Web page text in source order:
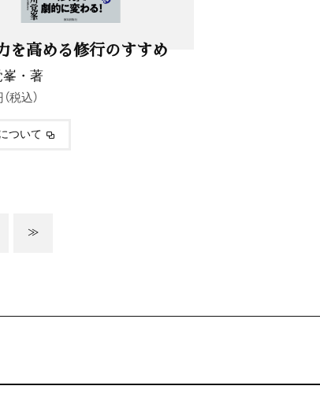
を高める修行のすすめ
・著
税込）
ついて